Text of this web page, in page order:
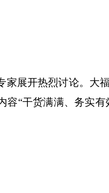
家展开热烈讨论。大
容“干货满满、务实有